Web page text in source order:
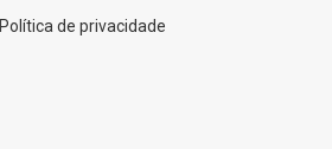
Política de privacidade